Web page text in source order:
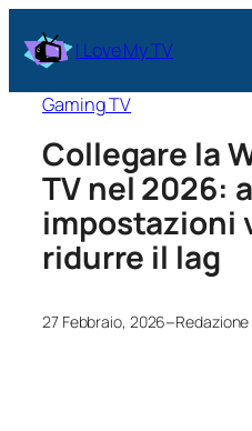
I Love My TV
Gaming TV
Collegare la
TV nel 2026:
impostazioni
ridurre il lag
27 Febbraio, 2026–Redazione